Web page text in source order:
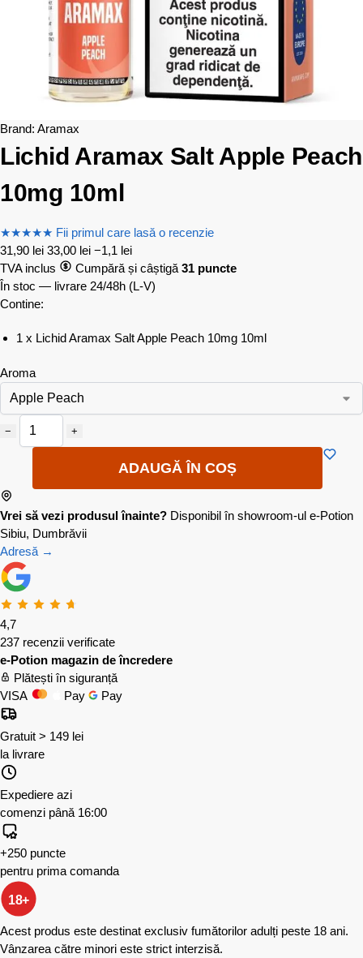
Brand: Aramax
Lichid Aramax Salt Apple Peach
10mg 10ml
★★★★★ Fii primul care lasă o recenzie
31,90 lei 33,00 lei −1,1 lei
TVA inclus
Cumpără și câștigă 31 puncte
În stoc — livrare 24/48h (L-V)
Contine:
1 x Lichid Aramax Salt Apple Peach 10mg 10ml
Aroma
− +
ADAUGĂ ÎN COȘ
Vrei să vezi produsul înainte? Disponibil în showroom-ul e-Potion
Sibiu, Dumbrăvii
Adresă →
4,7
237 recenzii verificate
e-Potion magazin de încredere
Plătești în siguranță
VISA
Pay Pay
Gratuit > 149 lei
la livrare
Expediere azi
comenzi până 16:00
+250 puncte
pentru prima comanda
18+
Acest produs este destinat exclusiv fumătorilor adulți peste 18 ani.
Vânzarea către minori este strict interzisă.